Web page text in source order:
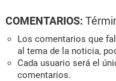
COMENTARIOS:
Los comentarios que
al tema de la noticia,
Cada usuario será el
comentarios.